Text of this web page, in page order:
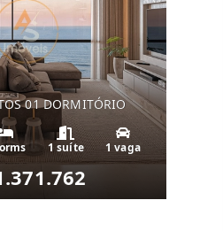
01 DORMITÓRIO
1 suíte 1 vaga